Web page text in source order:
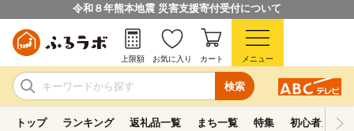
令和８年熊本地震 災害支援寄付受付について
検索
上限額 お気に入り カート メニュー
トップ ランキング 返礼品一覧 まち一覧 特集 初心者ガイド